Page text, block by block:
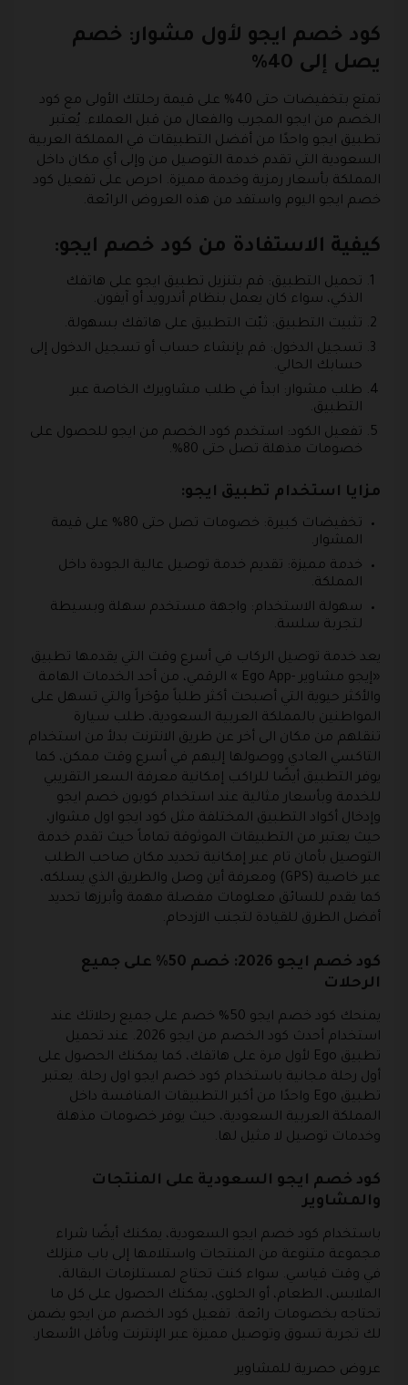
كود خصم ايجو لأول مشوار: خصم
يصل إلى 40%
تمتع بتخفيضات حتى 40% على قيمة رحلتك الأولى مع كود
الخصم من ايجو المجرب والفعال من قبل العملاء. يُعتبر
تطبيق ايجو واحدًا من أفضل التطبيقات في المملكة العربية
السعودية التي تقدم خدمة التوصيل من وإلى أي مكان داخل
المملكة بأسعار رمزية وخدمة مميزة. احرص على تفعيل كود
خصم ايجو اليوم واستفد من هذه العروض الرائعة.
كيفية الاستفادة من كود خصم ايجو:
تحميل التطبيق: قم بتنزيل تطبيق ايجو على هاتفك
الذكي، سواء كان يعمل بنظام أندرويد أو آيفون.
تثبيت التطبيق: ثبّت التطبيق على هاتفك بسهولة.
تسجيل الدخول: قم بإنشاء حساب أو تسجيل الدخول إلى
حسابك الحالي.
طلب مشوار: ابدأ في طلب مشاويرك الخاصة عبر
التطبيق.
تفعيل الكود: استخدم كود الخصم من ايجو للحصول على
خصومات مذهلة تصل حتى 80%.
مزايا استخدام تطبيق ايجو:
تخفيضات كبيرة:
خصومات تصل حتى 80% على قيمة
المشوار.
خدمة مميزة: تقديم خدمة توصيل عالية الجودة داخل
المملكة.
سهولة الاستخدام: واجهة مستخدم سهلة وبسيطة
لتجربة سلسة.
يعد خدمة توصيل الركاب في أسرع وقت التي يقدمها تطبيق
«إيجو مشاوير -Ego App » الرقمي، من أحد الخدمات الهامة
والأكثر حيوية التي أصبحت أكثر طلباً مؤخراً والتي تسهل على
المواطنين بالمملكة العربية السعودية، طلب سيارة
تنقلهم من مكان الى أخر عن طريق الانترنت بدلأ من استخدام
التاكسي العادي ووصولها إليهم في أسرع وقت ممكن، كما
يوفر التطبيق أيضًا للراكب إمكانية معرفة السعر التقريبي
للخدمة وبأسعار مثالية عند استخدام كوبون خصم ايجو
وإدخال أكواد التطبيق المختلفة مثل كود ايجو اول مشوار،
حيث يعتبر من التطبيقات الموثوقة تماماً حيث تقدم خدمة
التوصيل بأمان تام عبر إمكانية تحديد مكان صاحب الطلب
عبر خاصية (GPS) ومعرفة أين وصل والطريق الذي يسلكه،
كما يقدم للسائق معلومات مفصلة مهمة وأبرزها تحديد
أفضل الطرق للقيادة لتجنب الازدحام.
كود خصم ايجو 2026: خصم 50% على جميع
الرحلات
يمنحك كود خصم ايجو 50% خصم على جميع رحلاتك عند
استخدام أحدث كود الخصم من ايجو 2026. عند تحميل
تطبيق Ego لأول مرة على هاتفك، كما يمكنك الحصول على
أول رحلة مجانية باستخدام كود خصم ايجو اول رحلة. يعتبر
تطبيق Ego واحدًا من أكبر التطبيقات المنافسة داخل
المملكة العربية السعودية، حيث يوفر خصومات مذهلة
وخدمات توصيل لا مثيل لها.
كود خصم ايجو السعودية على المنتجات
والمشاوير
باستخدام كود خصم ايجو السعودية، يمكنك أيضًا شراء
مجموعة متنوعة من المنتجات واستلامها إلى باب منزلك
في وقت قياسي. سواء كنت تحتاج لمستلزمات البقالة،
الملابس، الطعام، أو الحلوى، يمكنك الحصول على كل ما
تحتاجه بخصومات رائعة. تفعيل كود الخصم من ايجو يضمن
لك تجربة تسوق وتوصيل مميزة عبر الإنترنت وبأقل الأسعار.
عروض حصرية للمشاوير